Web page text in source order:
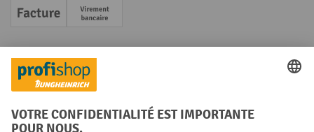
Facture Paiement anticipé
Réseaux sociaux
Facebook
YouTube
LinkedInInstagram